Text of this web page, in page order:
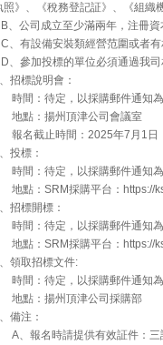
照》、《稅務登記証》、《組織
公司成立至少滿兩年，注冊資
有設備安裝類經營范圍或者有
參加投標的單位必須通過我司
招標說明會：
間：待定，以採購郵件通知
點：揚州頂津公司會議室
名截止時間：2025年7月1日
投標：
間：待定，以採購郵件通知
點：SRM採購平台：https://
招標開標：
間：待定，以採購郵件通知
點：SRM採購平台：https://
領取招標文件:
間：待定，以採購郵件通知
點：揚州頂津公司採購部
備注：
報名時請提供有效証件：三証